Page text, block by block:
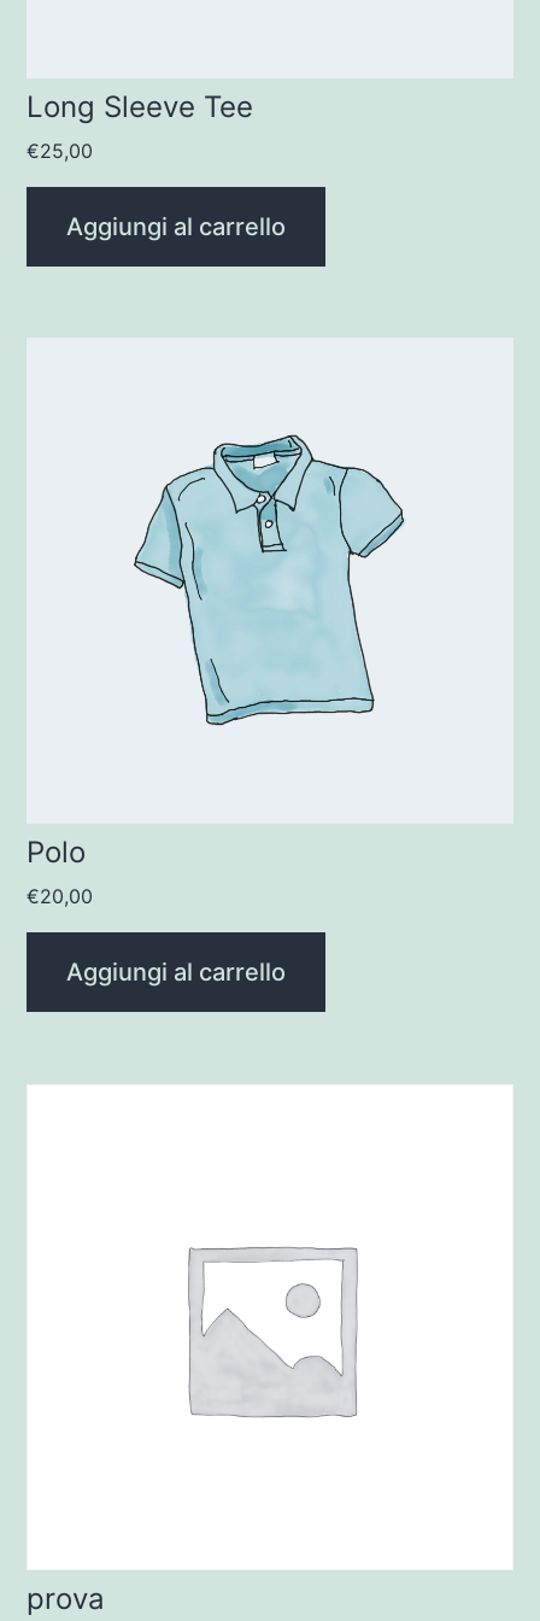
Long Sleeve Tee
€25,00
Aggiungi al carrello
Polo
€20,00
Aggiungi al carrello
prova